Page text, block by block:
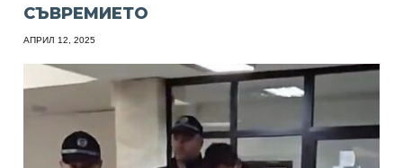
СЪВРЕМИЕТО
АПРИЛ 12, 2025